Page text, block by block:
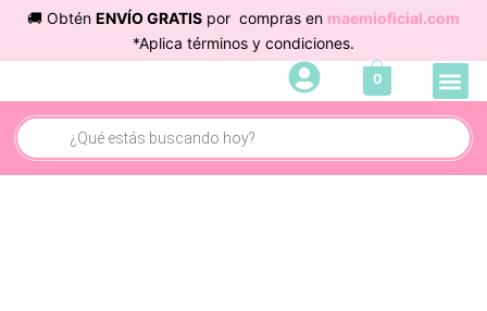
contenido
🚚 Obtén ENVÍO GRATIS por compras en maemioficial.com
*Aplica términos y condiciones.
0
Búsqueda
de
productos